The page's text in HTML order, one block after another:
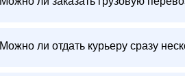
Можно ли отдать курьеру сразу